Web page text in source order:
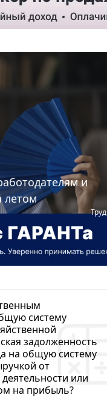
и
летом
Труд
систему
задолженность
на общую систему
от
или
на прибыль?